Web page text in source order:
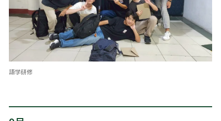
語学研修